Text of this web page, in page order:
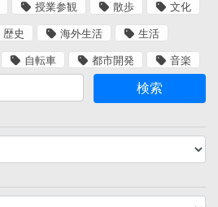
授業参観 散歩 文化
歴史 海外生活 生活
自転車 都市開発 音楽